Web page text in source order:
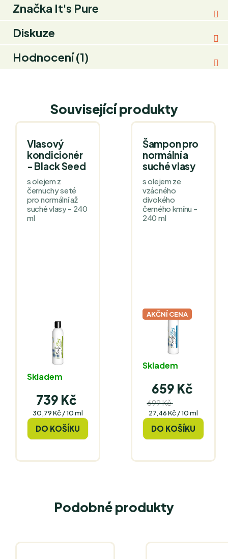
Značka It's Pure
Diskuze
Hodnocení (1)
Související produkty
Vlasový
kondicionér
- Black Seed
s olejem z
černuchy seté
pro normální až
suché vlasy - 240
ml
Skladem
739 Kč
Měrná
30,79 Kč / 10 ml
DO KOŠÍKU
Šampon pro
normální a
suché vlasy
s olejem ze
vzácného
divokého
černého kmínu -
240 ml
AKČNÍ CENA
Skladem
659 Kč
699 Kč
Měrná
27,46 Kč / 10 ml
DO KOŠÍKU
Podobné produkty